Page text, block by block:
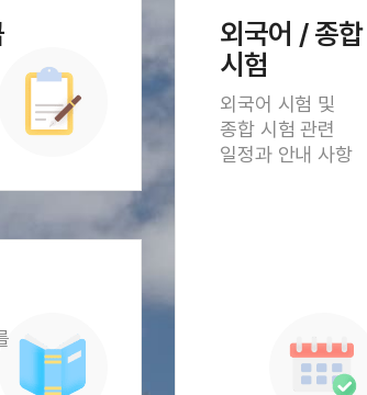
외국어 / 종합
시험
외국어 시험 및
종합 시험 관련
일정과 안내 사항